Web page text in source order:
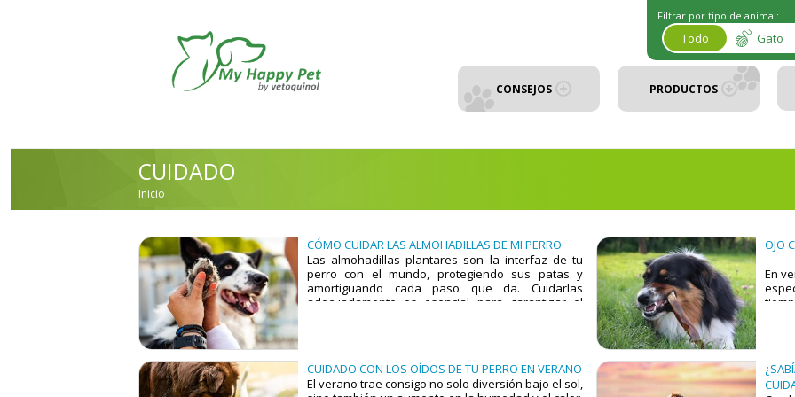
Filtrar por tipo de animal:
Todo Gato
CONSEJOS PRODUCTOS
CUIDADO
USTED ESTÁ AQUÍ
Inicio
CÓMO CUIDAR LAS ALMOHADILLAS DE MI PERRO
Las almohadillas plantares son la interfaz de tu
perro con el mundo, protegiendo sus patas y
amortiguando cada paso que da. Cuidarlas
adecuadamente es esencial para garantizar el
OJO
En
CUIDADO CON LOS OÍDOS DE TU PERRO EN VERANO
El verano trae consigo no solo diversión bajo el sol,